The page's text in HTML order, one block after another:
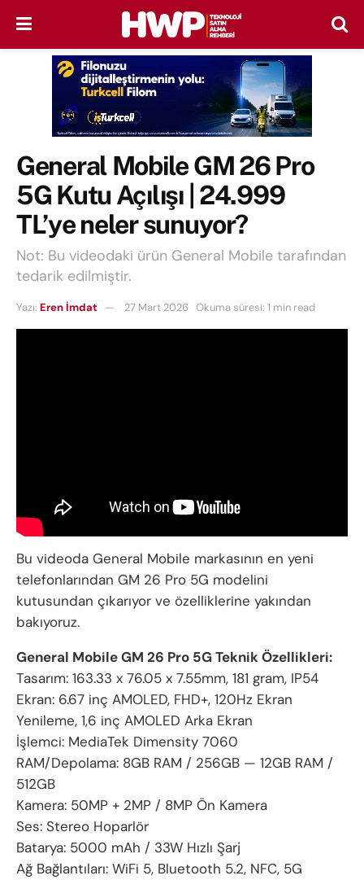
General Mobile GM 26 Pro
5G Kutu Açılışı | 24.999
TL’ye neler sunuyor?
Not: Bu videodaki ürün General Mobile tarafından
tedarik edilmiştir.
Yazı: Eren İmdat 27 Mart 2026 Okuma süresi: 1 min read
Bu videoda General Mobile markasının en yeni
telefonlarından GM 26 Pro 5G modelini
kutusundan çıkarıyor ve özelliklerine yakından
bakıyoruz.
General Mobile GM 26 Pro 5G Teknik Özellikleri:
Tasarım: 163.33 x 76.05 x 7.55mm, 181 gram, IP54
Ekran: 6.67 inç AMOLED, FHD+, 120Hz Ekran
Yenileme, 1,6 inç AMOLED Arka Ekran
İşlemci: MediaTek Dimensity 7060
RAM/Depolama: 8GB RAM / 256GB — 12GB RAM /
512GB
Kamera: 50MP + 2MP / 8MP Ön Kamera
Ses: Stereo Hoparlör
Batarya: 5000 mAh / 33W Hızlı Şarj
Ağ Bağlantıları: WiFi 5, Bluetooth 5.2, NFC, 5G